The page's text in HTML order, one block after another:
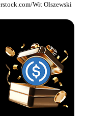
Wit Olszewski